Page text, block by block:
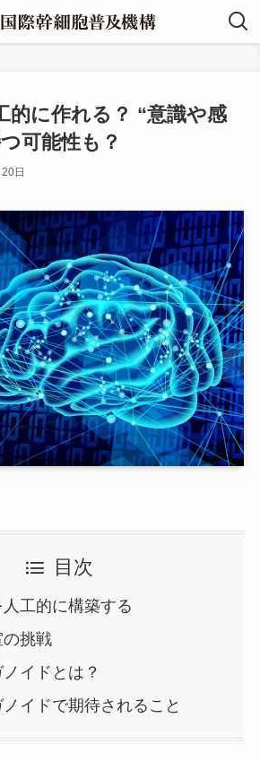
的に作れる？ “意識や感
可能性も？
日
目次
工的に構築する
挑戦
イドとは？
イドで期待されること